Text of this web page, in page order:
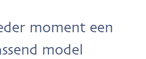
moment een
model